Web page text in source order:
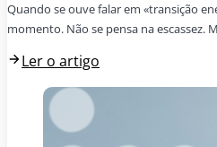
Quando se ouve falar em «transição
momento. Não se pensa na
Ler o artigo